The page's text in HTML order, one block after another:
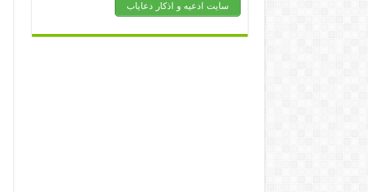
سایت ادعیه و اذکار دعایاب